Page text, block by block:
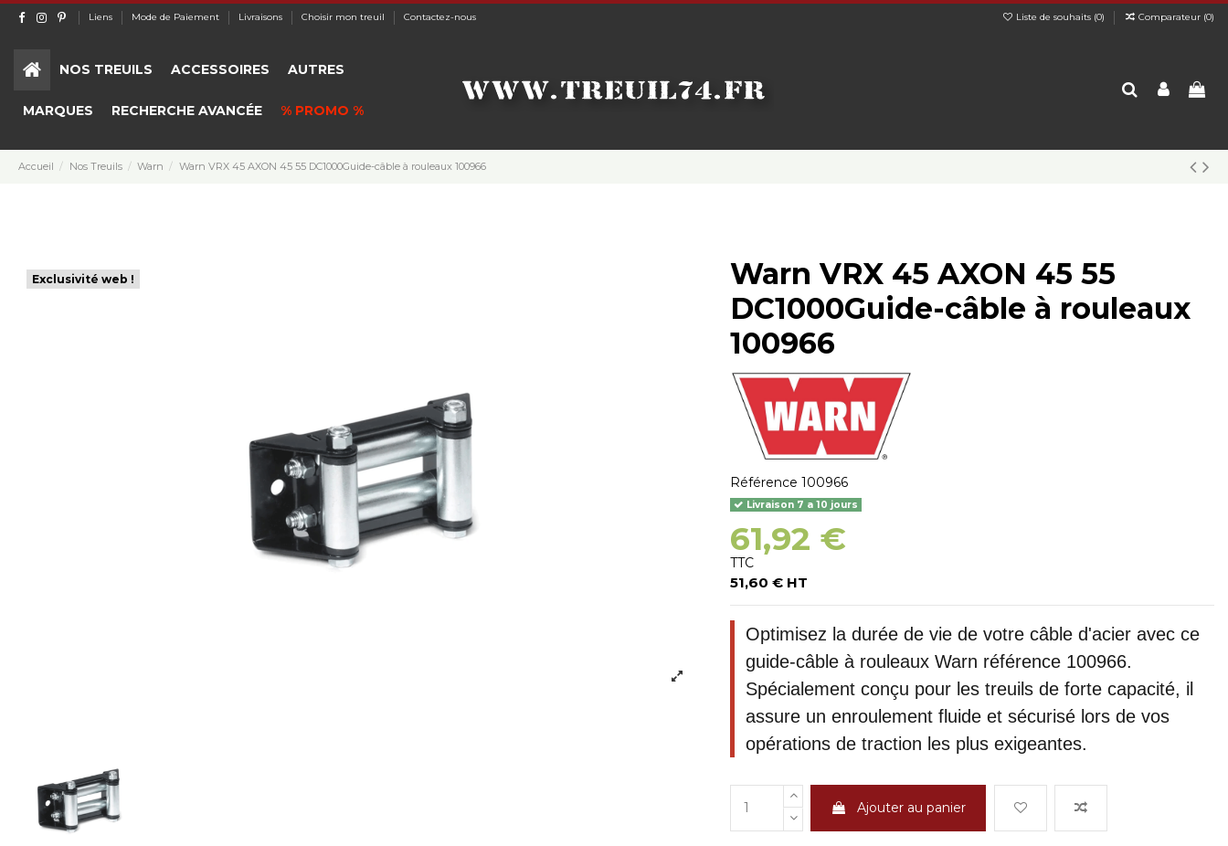
Liens Mode de Paiement Livraisons Choisir mon treuil Contactez-nous Liste de souhaits (0) Comparateur (0)
NOS TREUILS ACCESSOIRES AUTRES
MARQUES RECHERCHE AVANCÉE % PROMO %
Accueil Nos Treuils Warn Warn VRX 45 AXON 45 55 DC1000Guide-câble à rouleaux 100966
Exclusivité web !
Warn VRX 45 AXON 45 55
DC1000Guide-câble à rouleaux
100966
Référence 100966
Livraison 7 a 10 jours
61,92 €
TTC
51,60 € HT
Optimisez la durée de vie de votre câble d'acier avec ce
guide-câble à rouleaux Warn référence 100966.
Spécialement conçu pour les treuils de forte capacité, il
assure un enroulement fluide et sécurisé lors de vos
opérations de traction les plus exigeantes.
Ajouter au panier